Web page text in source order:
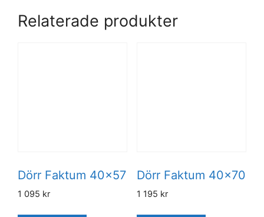
Relaterade produkter
Dörr Faktum 40×57
1 095 kr
Dörr Faktum 40×70
1 195 kr